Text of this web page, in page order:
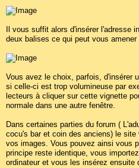
Il vous suffit alors d'insérer l'adresse
deux balises ce qui peut vous
Vous avez le choix, parfois, d'insérer
si celle-ci est trop volumineuse par
lecteurs à cliquer sur cette vignette
normale dans une autre fenêtre.
Dans certaines parties du forum (
cocu's bar et coin des anciens) le
vos images. Vous pouvez ainsi vous
principe reste identique, vous
ordinateur et vous les insérez ensuite